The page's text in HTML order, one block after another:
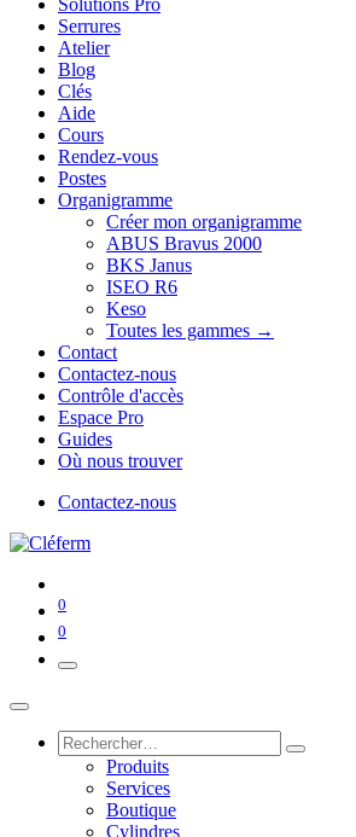
Serrures
Atelier
Blog
Clés
Aide
Cours
Rendez-vous
Postes
Organigramme
Créer mon organigramme
ABUS Bravus 2000
BKS Janus
ISEO R6
Keso
Toutes les gammes →
Contact
Contactez-nous
Contrôle d'accès
Espace Pro
Guides
Où nous trouver
Contactez-nous
0
0
Produits
Services
Boutique
Cylindres